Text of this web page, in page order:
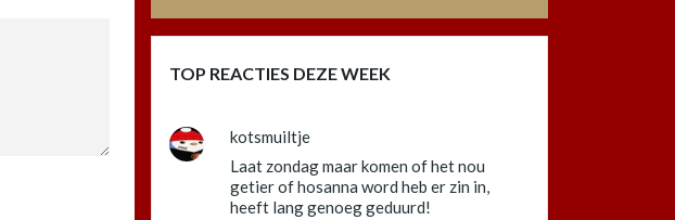
TOP REACTIES DEZE WEEK
kotsmuiltje
Laat zondag maar komen of het nou
getier of hosanna word heb er zin in,
heeft lang genoeg geduurd!